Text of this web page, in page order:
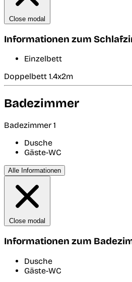
Close modal
Informationen zum
Einzelbett
Doppelbett 1.4x2m
Badezimmer
Badezimmer 1
Dusche
Gäste-WC
Alle Informationen
Close modal
Informationen zum
Dusche
Gäste-WC